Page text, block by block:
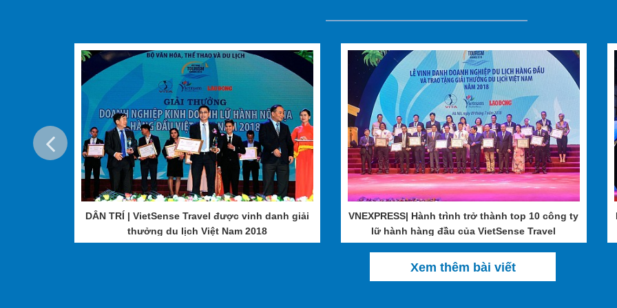
Du lịch nước ngoài (hay còn gọi là outbound) của Việt Nam đang có tốc độ tăng trưởng nhanh chóng. Theo số liệu thống
20% mỗi năm. Bên cạnh đó, các sản phẩm du lịch nước ngoài của du khách Việt Nam cũng có sự đa dạng và thay đổi nhiều
khách thường là các quốc gia trong khu vực Đông Nam Á như du lịch Thái Lan, du lịch Campuchia, du lịch Singapore,
hút được một lượng lớn du khách quan tâm và đăng ký tour, trong đó không thể không kể đến thị trường Đông Bắc Á, châu
Bản, du lịch Hàn Quốc, du lịch Trung Quốc, du lịch Nga, du lịch Châu Âu, du lịch Mỹ, du lịch Maldives hay du lịch
lược tại thị trường nước ngoài mà hiện nay, VietSense Travel đang cung cấp gần như đầy đủ các điểm đến nước ngoài được
DÂN TRÍ | VietSense Travel được vinh danh giải
thưởng du lịch Việt Nam 2018
VNEXPRESS| Hành trình trở thành top 10 công ty
lữ hành hàng đầu của VietSense Travel
Xem thêm bài viết